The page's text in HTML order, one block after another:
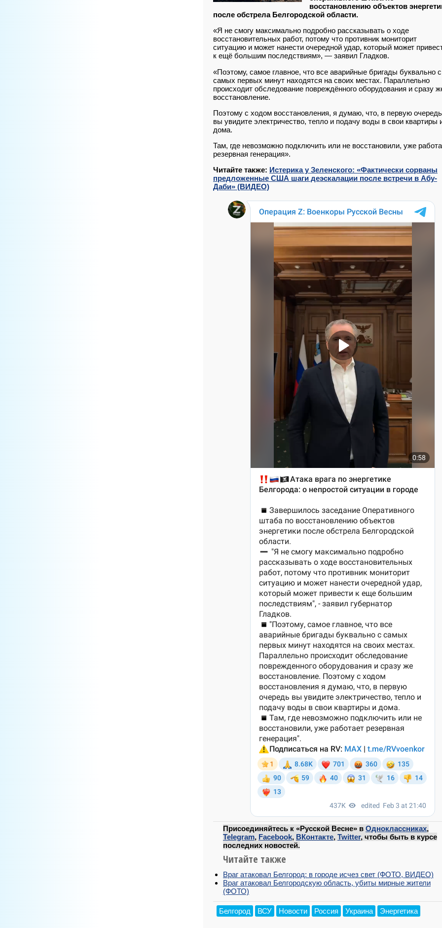
восстановлению объектов
после обстрела Белгородской области.
«Я не смогу максимально подробно рассказывать о ходе
восстановительных работ, потому что противник мониторит
ситуацию и может нанести очередной удар, который может
к ещё большим последствиям», — заявил Гладков.
«Поэтому, самое главное, что все аварийные бригады буквально с
самых первых минут находятся на своих местах. Параллельно
происходит обследование повреждённого оборудования и сразу
восстановление.
Поэтому с ходом восстановления, я думаю, что, в первую очередь
вы увидите электричество, тепло и подачу воды в свои квартиры
дома.
Там, где невозможно подключить или не восстановили, уже
резервная генерация».
Читайте также: Истерика у Зеленского: «Фактически сорваны
предложенные США шаги деэскалации после встречи в Абу-
Даби» (ВИДЕО)
Присоединяйтесь к «Русской Весне» в Одноклассниках,
Telegram, Facebook, ВКонтакте, Twitter, чтобы быть в курсе
последних новостей.
Читайте также
Враг атаковал Белгород: в городе исчез свет (ФОТО, ВИДЕО)
Враг атаковал Белгородскую область, убиты мирные жители
(ФОТО)
Белгород ВСУ Новости Россия Украина Энергетика